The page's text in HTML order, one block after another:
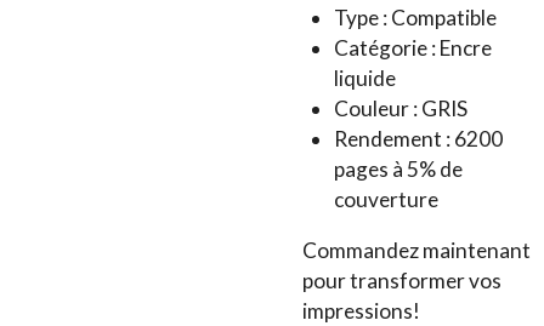
Type : Compatible
Catégorie : Encre
liquide
Couleur : GRIS
Rendement : 6200
pages à 5% de
couverture
Commandez maintenant
pour transformer vos
impressions!